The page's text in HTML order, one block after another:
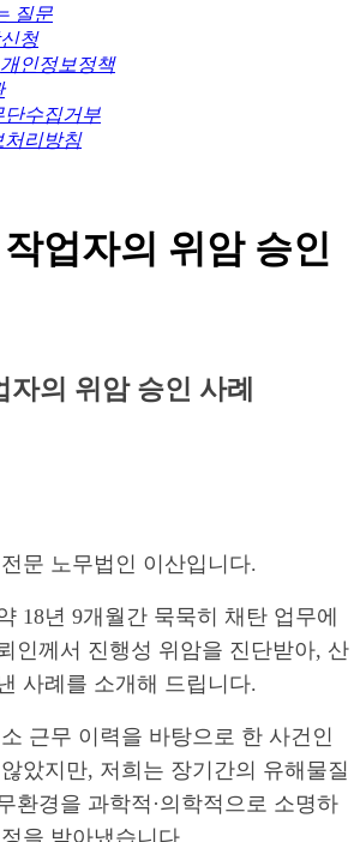
질문
청
개인정보정책
단수집거부
처리방침
업자의 위암 승인
의 위암 승인 사례
문 노무법인 이산입니다.
18년 9개월간 묵묵히 채탄 업무에
인께서 진행성 위암을 진단받아, 산
사례를 소개해 드립니다.
근무 이력을 바탕으로 한 사건인
았지만, 저희는 장기간의 유해물질
환경을 과학적·의학적으로 소명하